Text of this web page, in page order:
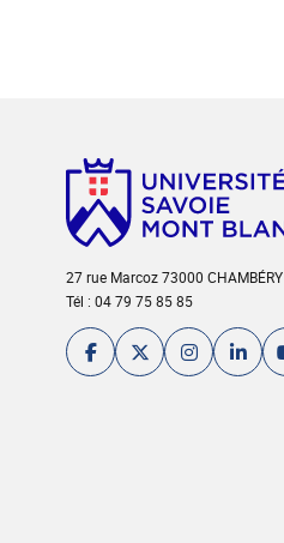
27 rue Marcoz 73000 CHAMBÉRY
Tél : 04 79 75 85 85